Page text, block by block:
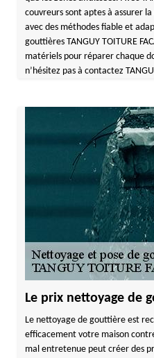
couvreurs sont aptes à assurer
avec des méthodes fiable et
gouttières TANGUY TOITURE
matériels pour réparer chaque
n’hésitez pas à contactez
Le prix nettoyage de
Le nettoyage de gouttière est
efficacement votre maison
mal entretenue peut créer des